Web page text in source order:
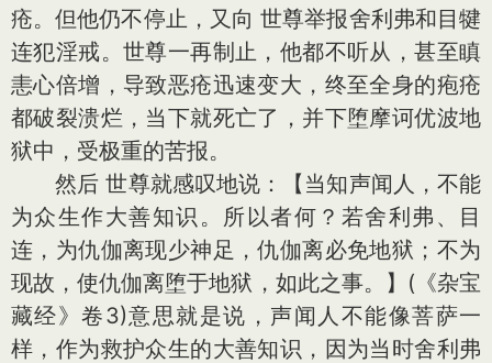
疮。但他仍不停止，又向 世尊举报舍利弗和目犍
连犯淫戒。世尊一再制止，他都不听从，甚至瞋
恚心倍增，导致恶疮迅速变大，终至全身的疱疮
都破裂溃烂，当下就死亡了，并下堕摩诃优波地
狱中，受极重的苦报。
然后 世尊就感叹地说：【当知声闻人，不能
为众生作大善知识。所以者何？若舍利弗、目
连，为仇伽离现少神足，仇伽离必免地狱；不为
现故，使仇伽离堕于地狱，如此之事。】(《杂宝
藏经》卷3)意思就是说，声闻人不能像菩萨一
样，作为救护众生的大善知识，因为当时舍利弗